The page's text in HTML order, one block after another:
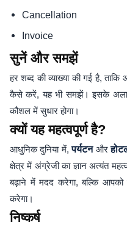
Cancellation
Invoice
सुनें और समझें
हर शब्द की व्याख्या की गई है,
कैसे करें, यह भी समझें। इसके
कौशल में सुधार होगा।
क्यों यह महत्वपूर्ण है?
आधुनिक दुनिया में,पर्यटनऔर
क्षेत्र में अंग्रेजी का ज्ञान अत्यंत
बढ़ाने में मदद करेगा, बल्कि
करेगा।
निष्कर्ष